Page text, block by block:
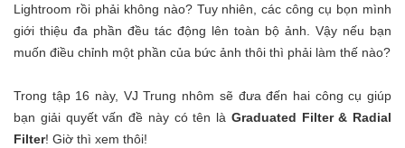
Lightroom rồi phải không nào? Tuy nhiên, các công cụ bọn mình
giới thiệu đa phần đều tác động lên toàn bộ ảnh. Vậy nếu bạn
muốn điều chỉnh một phần của bức ảnh thôi thì phải làm thế nào?
Trong tập 16 này, VJ Trung nhôm sẽ đưa đến hai công cụ giúp
bạn giải quyết vấn đề này có tên là Graduated Filter & Radial
Filter! Giờ thì xem thôi!